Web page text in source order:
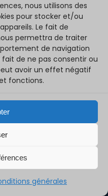
nous utilisons des
pour stocker et/ou
Le fait de
permettra de traiter
de navigation
fait de ne pas consentir ou
avoir un effet négatif
fonctions.
générales
de la team …
Polices des cookies